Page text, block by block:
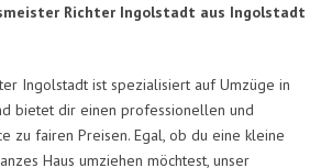
Richter Ingolstadt aus Ingolstadt
Ingolstadt ist spezialisiert auf Umzüge in
bietet dir einen professionellen und
zu fairen Preisen. Egal, ob du eine kleine
Haus umziehen möchtest, unser